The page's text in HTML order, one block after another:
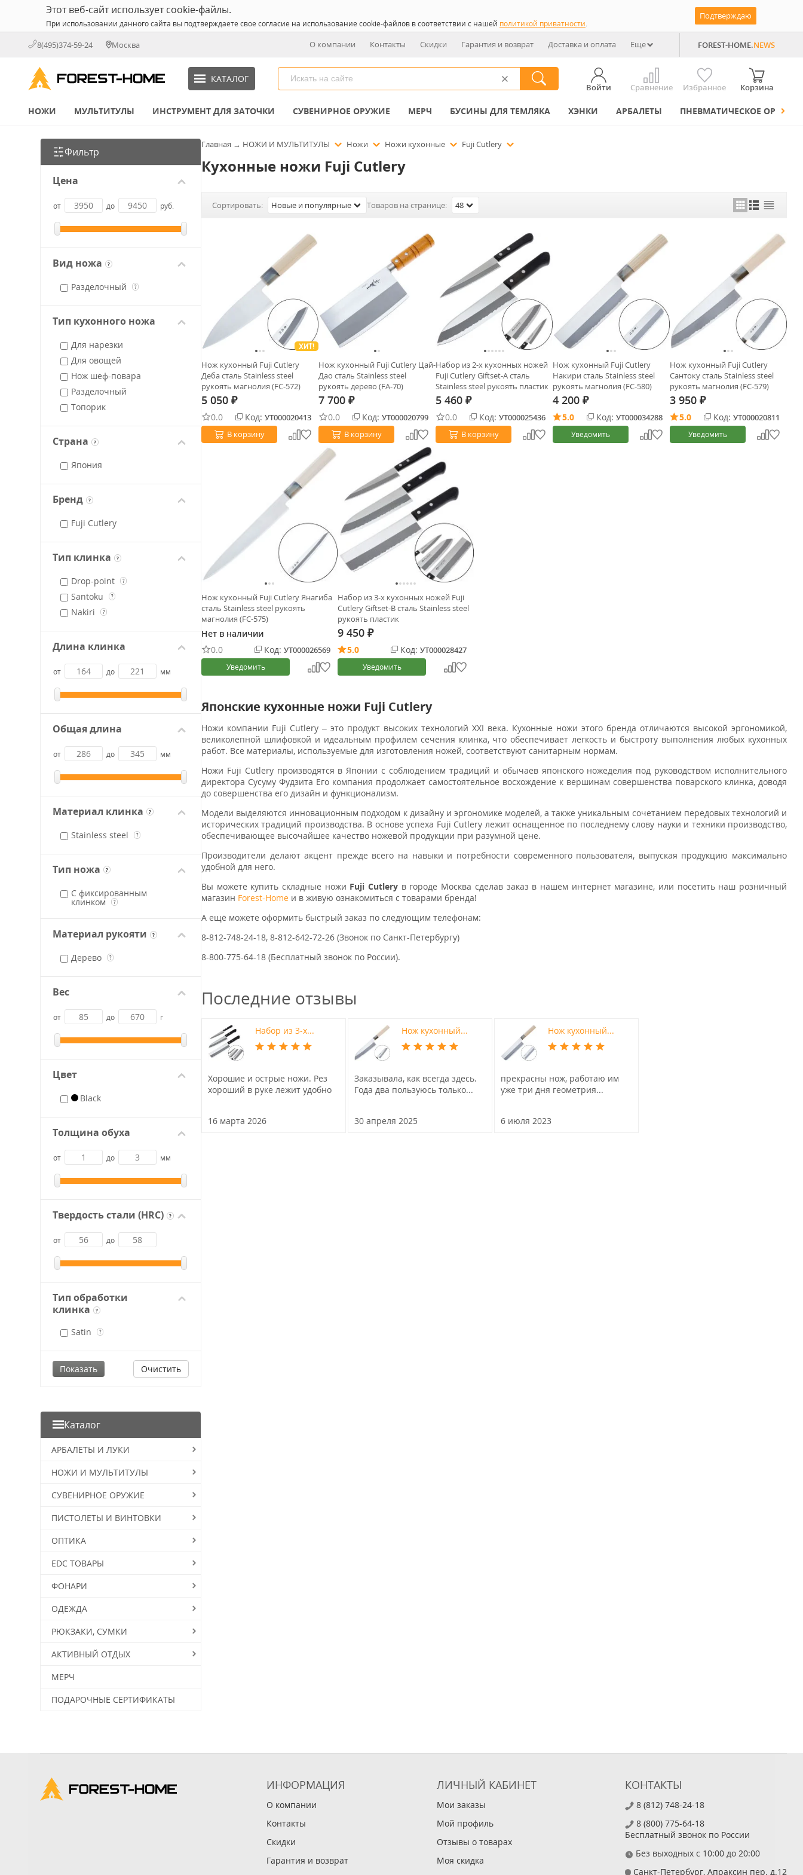
Этот веб-сайт использует cookie-файлы.
При использовании данного сайта вы подтверждаете свое согласие на использование cookie-файлов в соответствии с нашей политикой приватности.
Подтверждаю
8(495)374-59-24 Москва О компании Контакты Скидки Гарантия и возврат Доставка и оплата Еще FOREST-HOME.NEWS
КАТАЛОГ
Войти Сравнение Избранное Корзина
НОЖИ МУЛЬТИТУЛЫ ИНСТРУМЕНТ ДЛЯ ЗАТОЧКИ СУВЕНИРНОЕ ОРУЖИЕ МЕРЧ БУСИНЫ ДЛЯ ТЕМЛЯКА ХЭНКИ АРБАЛЕТЫ ПНЕВМАТИЧЕСКОЕ ОРУЖИЕ
Фильтр
Цена
от до руб.
Вид ножа ?
Разделочный ?
Тип кухонного ножа
Для нарезки
Для овощей
Нож шеф-повара
Разделочный
Топорик
Страна ?
Япония
Бренд ?
Fuji Cutlery
Тип клинка ?
Drop-point ?
Santoku ?
Nakiri ?
Длина клинка
от до мм
Общая длина
от до мм
Материал клинка ?
Stainless steel ?
Тип ножа ?
С фиксированным
клинком
?
Материал рукояти ?
Дерево ?
Вес
от до г
Цвет
Black
Толщина обуха
от до мм
Твердость стали (HRC) ?
от до
Тип обработки
клинка
?
Satin ?
Очистить
Каталог
АРБАЛЕТЫ И ЛУКИ
НОЖИ И МУЛЬТИТУЛЫ
СУВЕНИРНОЕ ОРУЖИЕ
ПИСТОЛЕТЫ И ВИНТОВКИ
ОПТИКА
EDC ТОВАРЫ
ФОНАРИ
ОДЕЖДА
РЮКЗАКИ, СУМКИ
АКТИВНЫЙ ОТДЫХ
МЕРЧ
ПОДАРОЧНЫЕ СЕРТИФИКАТЫ
Главная → НОЖИ И МУЛЬТИТУЛЫ Ножи Ножи кухонные Fuji Cutlery
Кухонные ножи Fuji Cutlery
Сортировать: Новые и популярные Товаров на странице: 48
ХИТ!
Нож кухонный Fuji Cutlery
Деба сталь Stainless steel
рукоять магнолия (FC-572)
5 050 ₽
0.0 Код: УТ000020413
В корзину
Нож кухонный Fuji Cutlery Цай-
Дао сталь Stainless steel
рукоять дерево (FA-70)
7 700 ₽
0.0 Код: УТ000020799
В корзину
Набор из 2-х кухонных ножей
Fuji Cutlery Giftset-A сталь
Stainless steel рукоять пластик
5 460 ₽
0.0 Код: УТ000025436
В корзину
Нож кухонный Fuji Cutlery
Накири сталь Stainless steel
рукоять магнолия (FC-580)
4 200 ₽
5.0 Код: УТ000034288
Уведомить
Нож кухонный Fuji Cutlery
Сантоку сталь Stainless steel
рукоять магнолия (FC-579)
3 950 ₽
5.0 Код: УТ000020811
Уведомить
Нож кухонный Fuji Cutlery Янагиба
сталь Stainless steel рукоять
магнолия (FC-575)
Нет в наличии
0.0
Код: УТ000026569
Уведомить
Набор из 3-х кухонных ножей Fuji
Cutlery Giftset-B сталь Stainless steel
рукоять пластик
9 450 ₽
5.0 Код: УТ000028427
Уведомить
Японские кухонные ножи Fuji Cutlery
Ножи компании Fuji Cutlery – это продукт высоких технологий ХХI века. Кухонные ножи этого бренда отличаются высокой эргономикой,
великолепной шлифовкой и идеальным профилем сечения клинка, что обеспечивает легкость и быстроту выполнения любых кухонных
работ. Все материалы, используемые для изготовления ножей, соответствуют санитарным нормам.
Ножи Fuji Cutlery производятся в Японии с соблюдением традиций и обычаев японского ножеделия под руководством исполнительного
директора Сусуму Фудзита Его компания продолжает самостоятельное восхождение к вершинам совершенства поварского клинка, доводя
до совершенства его дизайн и функционализм.
Модели выделяются инновационным подходом к дизайну и эргономике моделей, а также уникальным сочетанием передовых технологий и
исторических традиций производства. В основе успеха Fuji Cutlery лежит оснащенное по последнему слову науки и техники производство,
обеспечивающее высочайшее качество ножевой продукции при разумной цене.
Производители делают акцент прежде всего на навыки и потребности современного пользователя, выпуская продукцию максимально
удобной для него.
Вы можете купить складные ножи Fuji Cutlery в городе Москва сделав заказ в нашем интернет магазине, или посетить наш розничный
магазин Forest-Home и в живую ознакомиться с товарами бренда!
А ещё можете оформить быстрый заказ по следующим телефонам:
8-812-748-24-18, 8-812-642-72-26 (Звонок по Санкт-Петербургу)
8-800-775-64-18 (Бесплатный звонок по России).
Последние отзывы
Набор из 3-х...
Хорошие и острые ножи. Рез
хороший в руке лежит удобно
16 марта 2026
Нож кухонный...
Заказывала, как всегда здесь.
Года два пользуюсь только...
30 апреля 2025
Нож кухонный...
прекрасны нож, работаю им
уже три дня геометрия...
6 июля 2023
ИНФОРМАЦИЯ
О компании
Контакты
Скидки
Гарантия и возврат
ЛИЧНЫЙ КАБИНЕТ
Мои заказы
Мой профиль
Отзывы о товарах
Моя скидка
КОНТАКТЫ
8 (812) 748-24-18
8 (800) 775-64-18
Бесплатный звонок по России
Без выходных с 10:00 до 20:00
Санкт-Петербург, Апраксин пер. д.12